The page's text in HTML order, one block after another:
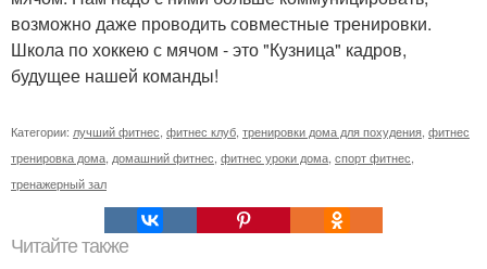
возможно даже проводить совместные тренировки.
Школа по хоккею с мячом - это "Кузница" кадров,
будущее нашей команды!
Категории: лучший фитнес фитнес клуб тренировки дома для похудения фитнес
тренировка дома домашний фитнес фитнес уроки дома спорт фитнес
тренажерный зал
Читайте также